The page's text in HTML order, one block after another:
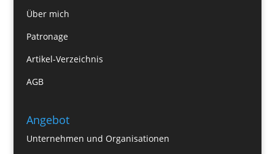
Über mich
Patronage
Artikel-Verzeichnis
AGB
Angebot
Unternehmen und Organisationen